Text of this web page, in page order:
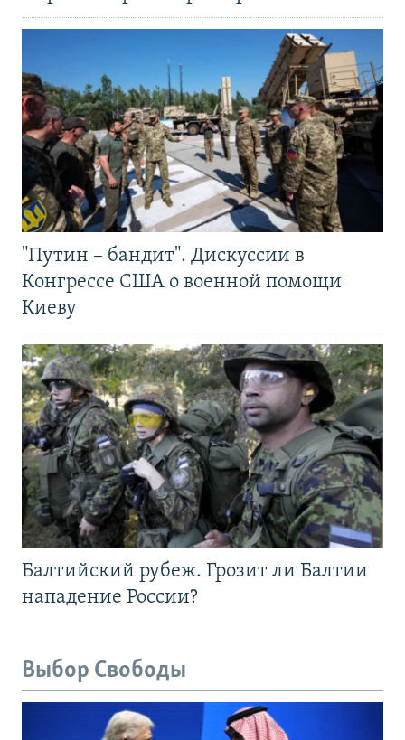
"Путин – бандит". Дискуссии в
Конгрессе США о военной помощи
Киеву
Балтийский рубеж. Грозит ли Балтии
нападение России?
Выбор Свободы